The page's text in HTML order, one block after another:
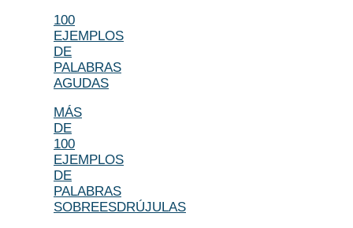
100
EJEMPLOS
DE
PALABRAS
AGUDAS
MÁS
DE
100
EJEMPLOS
DE
PALABRAS
SOBREESDRÚJULAS